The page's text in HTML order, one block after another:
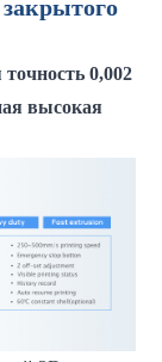
0,002
высокая